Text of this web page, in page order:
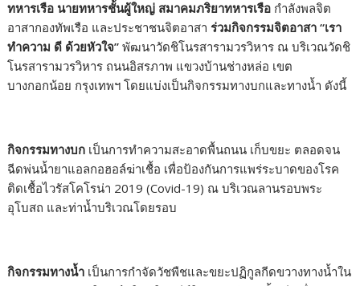
ทหารเรือ นายทหารชั้นผู้ใหญ่ สมาคมภริยาทหารเรือ กำลังพลจิต
อาสากองทัพเรือ และประชาชนจิตอาสาร่วมกิจกรรมจิตอาสา“เรา
ทำความ ดี ด้วยหัวใจ” พัฒนาวัดชิโนรสารามวรวิหาร ณ บริเวณวัดชิ
โนรสารามวรวิหาร ถนนอิสรภาพ แขวงบ้านช่างหล่อ เขต
บางกอกน้อย กรุงเทพฯ โดยแบ่งเป็นกิจกรรมทางบกและทางน้ำ ดังนี้
กิจกรรมทางบก เป็นการทำความสะอาดพื้นถนน เก็บขยะ ตลอดจน
ฉีดพ่นน้ำยาแอลกอฮอล์ฆ่าเชื้อ เพื่อป้องกันการแพร่ระบาดของโรค
ติดเชื้อไวรัสโคโรน่า 2019 (Covid-19) ณ บริเวณลานรอบพระ
อุโบสถ และท่าน้ำบริเวณโดยรอบ
กิจกรรมทางน้ำ เป็นการกำจัดวัชพืชและขยะปฏิกูลกีดขวางทางน้ำใน